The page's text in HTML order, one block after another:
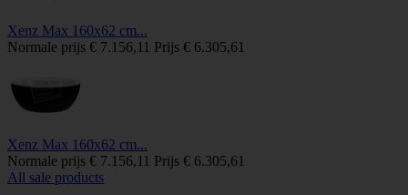
Xenz Max 160x62 cm...
Normale prijs € 7.156,11 Prijs € 6.305,61
Xenz Max 160x62 cm...
Normale prijs € 7.156,11 Prijs € 6.305,61
All sale products